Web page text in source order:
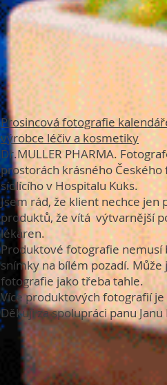
Prosincová fotografie
výrobce léčiv a kosmetiky
Dr.MULLER PHARMA.
prostorách krásného
sídlícího v Hospitalu Kuks.
Jsem rád, že klient nechce
produktů, že vítá výtvarnější
lékáren.
Produktové fotografie nemusí
snímky na bílém pozadí.
fotografie jako třeba tahle.
Více produktových fotografií
Děkuji za spolupráci panu Janu